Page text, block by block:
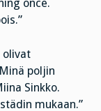
once.
olivat
poljin
Sinkko.
mukaan.”